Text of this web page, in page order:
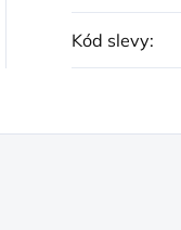
Kód slevy: